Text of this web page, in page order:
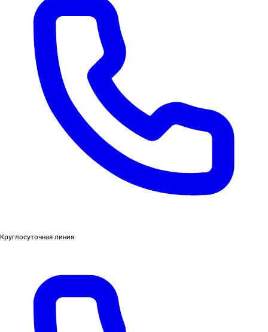
Круглосуточная линия